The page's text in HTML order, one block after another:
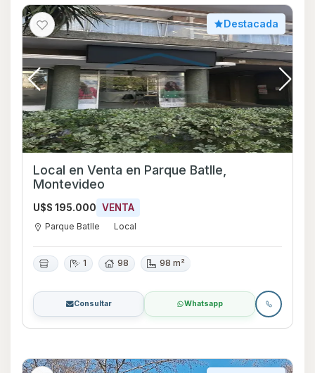
Destacada
Local en Venta en Parque Batlle,
Montevideo
U$S 195.000 VENTA
Parque Batlle Local
1 98 98 m²
Consultar Whatsapp